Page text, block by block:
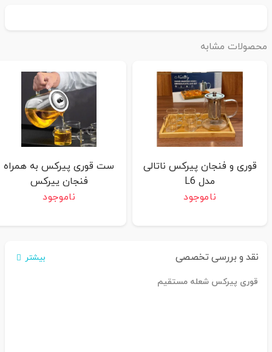
مشابه
قوری و فنجان پیرکس ناتالی
مدل L6
ناموجود
ست قوری پیرکس به همراه
فنجان پیرکس
ناموجود
نقد و بررسی تخصصی بیشتر
قوری پیرکس شعله مستقیم